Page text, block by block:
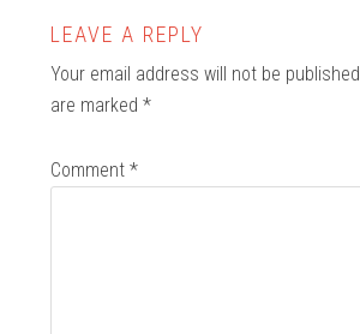
LEAVE A REPLY
Your email address will not be published.
are marked*
Comment*